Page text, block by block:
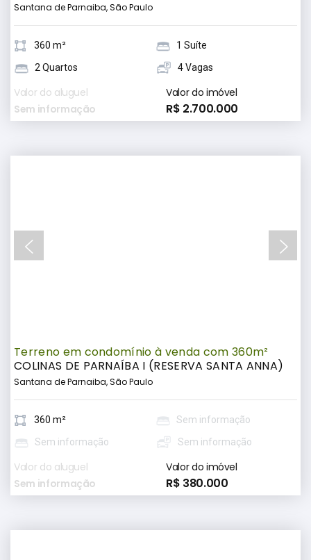
Santana de Parnaiba, São Paulo
360 m²
1 Suíte
2 Quartos
4 Vagas
Valor do aluguel
Sem informação
Valor do imóvel
R$ 2.700.000
Terreno em condomínio à venda com 360m²
COLINAS DE PARNAÍBA I (RESERVA SANTA ANNA)
Santana de Parnaiba, São Paulo
360 m²
Sem informação
Sem informação
Sem informação
Valor do aluguel
Sem informação
Valor do imóvel
R$ 380.000